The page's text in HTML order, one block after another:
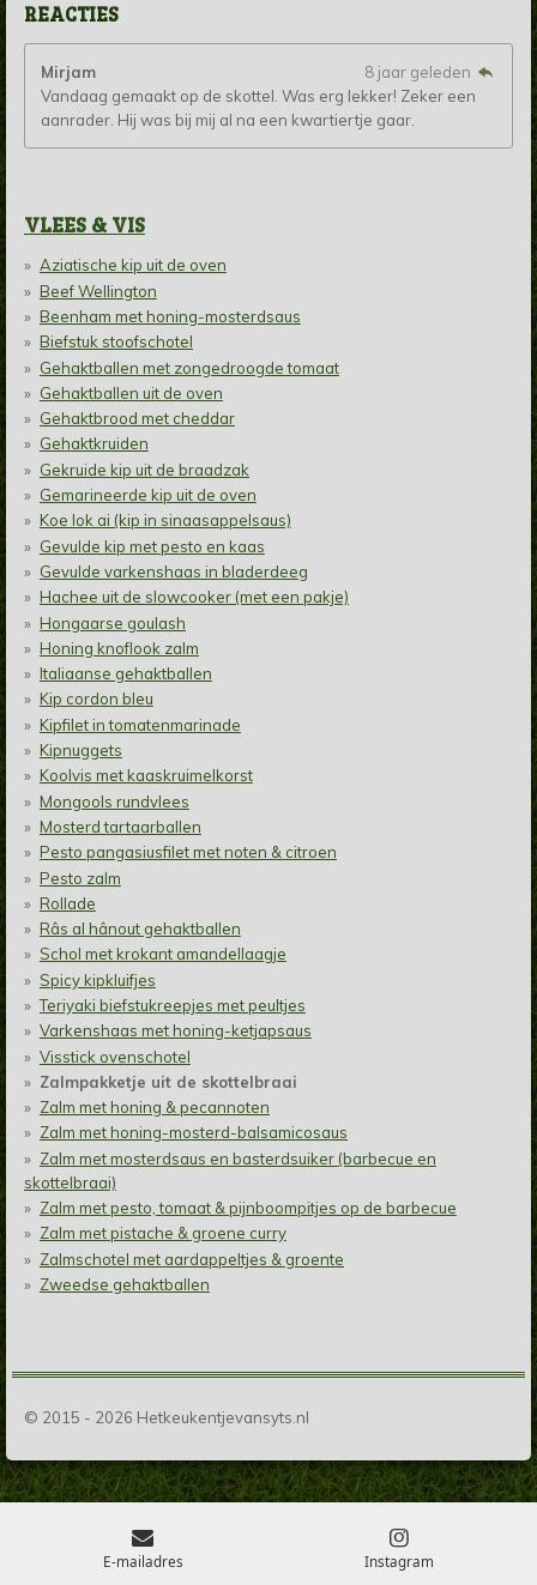
REACTIES
Mirjam
8 jaar geleden
Vandaag gemaakt op de skottel. Was erg lekker! Zeker een
aanrader. Hij was bij mij al na een kwartiertje gaar.
VLEES & VIS
Aziatische kip uit de oven
Beef Wellington
Beenham met honing-mosterdsaus
Biefstuk stoofschotel
Gehaktballen met zongedroogde tomaat
Gehaktballen uit de oven
Gehaktbrood met cheddar
Gehaktkruiden
Gekruide kip uit de braadzak
Gemarineerde kip uit de oven
Koe lok ai (kip in sinaasappelsaus)
Gevulde kip met pesto en kaas
Gevulde varkenshaas in bladerdeeg
Hachee uit de slowcooker (met een pakje)
Hongaarse goulash
Honing knoflook zalm
Italiaanse gehaktballen
Kip cordon bleu
Kipfilet in tomatenmarinade
Kipnuggets
Koolvis met kaaskruimelkorst
Mongools rundvlees
Mosterd tartaarballen
Pesto pangasiusfilet met noten & citroen
Pesto zalm
Rollade
Râs al hânout gehaktballen
Schol met krokant amandellaagje
Spicy kipkluifjes
Teriyaki biefstukreepjes met peultjes
Varkenshaas met honing-ketjapsaus
Visstick ovenschotel
Zalmpakketje uit de skottelbraai
Zalm met honing & pecannoten
Zalm met honing-mosterd-balsamicosaus
Zalm met mosterdsaus en basterdsuiker (barbecue en
skottelbraai)
Zalm met pesto, tomaat & pijnboompitjes op de barbecue
Zalm met pistache & groene curry
Zalmschotel met aardappeltjes & groente
Zweedse gehaktballen
© 2015 - 2026 Hetkeukentjevansyts.nl
E-mailadres Instagram